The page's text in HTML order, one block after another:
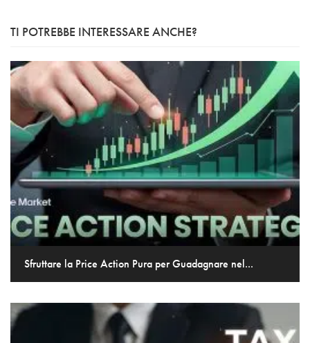
TI POTREBBE INTERESSARE ANCHE?
Sfruttare la Price Action Pura per Guadagnare nel...